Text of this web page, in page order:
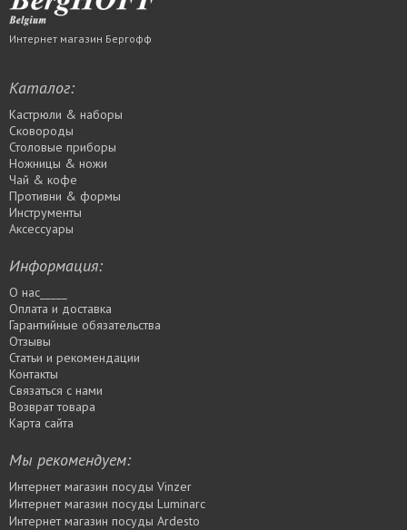
Интернет магазин Бергофф
Каталог:
Кастрюли & наборы
Сковороды
Столовые приборы
Ножницы & ножи
Чай & кофе
Противни & формы
Инструменты
Аксессуары
Информация:
О нас_____
Оплата и доставка
Гарантийные обязательства
Отзывы
Статьи и рекомендации
Контакты
Связаться с нами
Возврат товара
Карта сайта
Мы рекомендуем:
Интернет магазин посуды Vinzer
Интернет магазин посуды Luminarc
Интернет магазин посуды Ardesto